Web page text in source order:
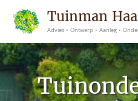
Tuinman
Advies • Ontwerp • Aanleg •